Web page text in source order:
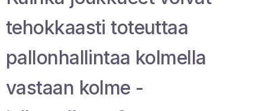
tehokkaasti toteuttaa
pallonhallintaa kolmella
vastaan kolme -